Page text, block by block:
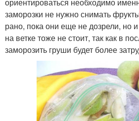
заморозки не нужно снимать
рано, пока они еще не дозрели, но
на ветке тоже не стоит, так как в
заморозить груши будет более